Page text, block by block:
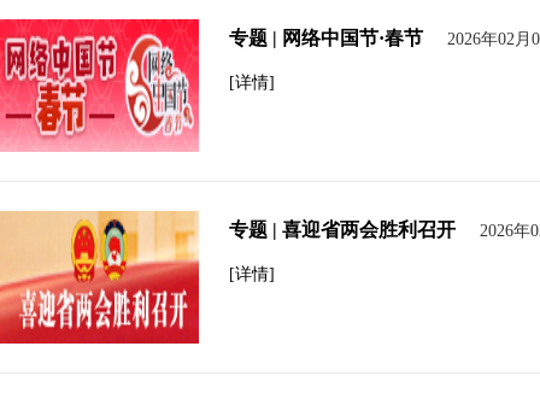
专题 | 网络中国节·春节 2026年02月
[详情]
专题 | 喜迎省两会胜利召开 2026年
[详情]